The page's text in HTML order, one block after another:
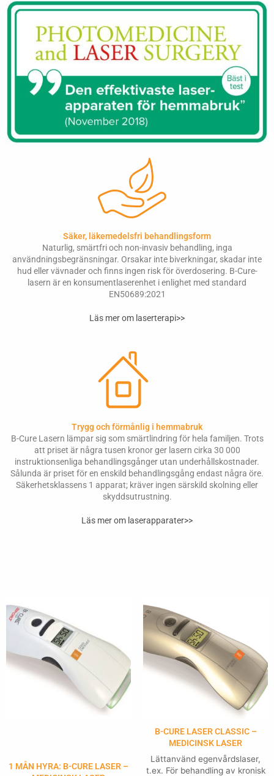
Säker, läkemedelsfri behandlingsform
Naturlig, smärtfri och non-invasiv behandling, inga
användningsbegränsningar. Orsakar inte biverkningar, skadar inte
hud eller vävnader och finns ingen risk för överdosering. B-Cure-
lasern är en konsumentlaserenhet i enlighet med standard
EN50689:2021
Läs mer om laserterapi>>
Trygg och förmånlig i hemmabruk
B-Cure Lasern lämpar sig som smärtlindring för hela familjen. Trots
att priset är några tusen kronor ger lasern cirka 30 000
instruktionsenliga behandlingsgånger utan underhållskostnader.
Sålunda är priset för en enskild behandlingsgång endast några öre.
Säkerhetsklassens 1 apparat; kräver ingen särskild skolning eller
skyddsutrustning.
Läs mer om laserapparater>>
1 MÅN HYRA: B-CURE LASER –
B-CURE LASER CLASSIC –
MEDICINSK LASER
Lättanvänd egenvårdslaser,
t.ex. För behandling av kronisk